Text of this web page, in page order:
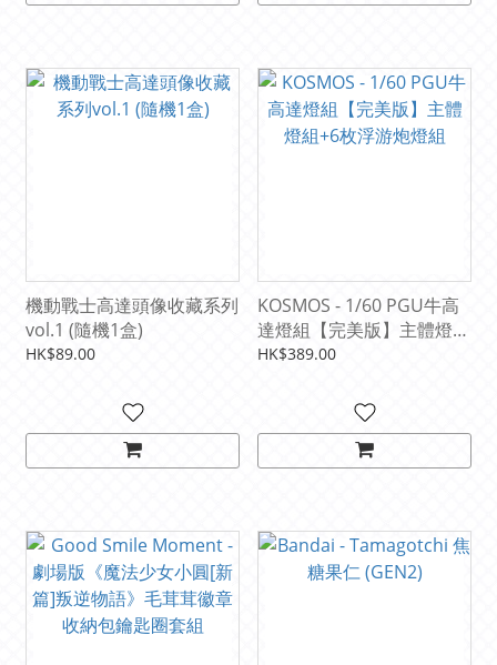
機動戰士高達頭像收藏系列
vol.1 (隨機1盒)
HK$89.00
KOSMOS - 1/60 PGU牛高
達燈組【完美版】主體燈組
+6枚浮游炮燈組
HK$389.00